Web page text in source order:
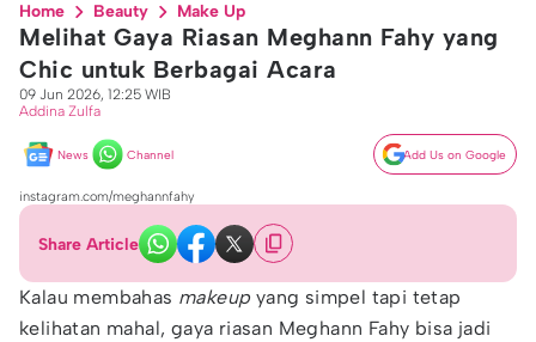
Home Beauty Make Up
Melihat Gaya Riasan Meghann Fahy yang
Chic untuk Berbagai Acara
09 Jun 2026, 12:25 WIB
Addina Zulfa
News Channel Add Us on Google
instagram.com/meghannfahy
Share Article
Kalau membahas makeup yang simpel tapi tetap
kelihatan mahal, gaya riasan Meghann Fahy bisa jadi